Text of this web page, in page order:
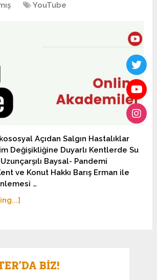
YouTube
Açıdan Salgın Hastalıklar
Değişikliğine Duyarlı Kentlerde Su
Baysal- Pandemi
ve Konut Hakkı Barış Erman ile
…
BIZ!